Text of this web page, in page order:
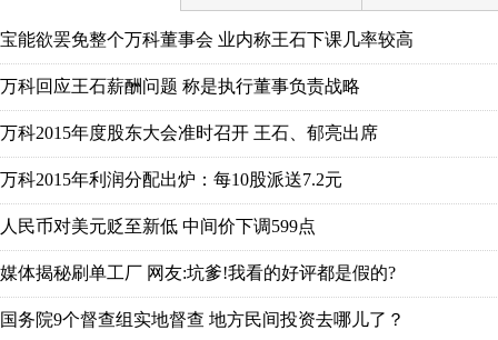
宝能欲罢免整个万科董事会 业内称王石下课几率较高
万科回应王石薪酬问题 称是执行董事负责战略
万科2015年度股东大会准时召开 王石、郁亮出席
万科2015年利润分配出炉：每10股派送7.2元
人民币对美元贬至新低 中间价下调599点
媒体揭秘刷单工厂 网友:坑爹!我看的好评都是假的?
国务院9个督查组实地督查 地方民间投资去哪儿了？